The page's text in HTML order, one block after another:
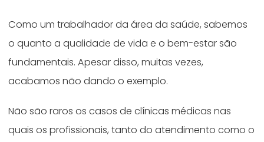
Como um trabalhador da área da saúde, sabemos
o quanto a qualidade de vida e o bem-estar são
fundamentais. Apesar disso, muitas vezes,
acabamos não dando o exemplo.
Não são raros os casos de clínicas médicas nas
quais os profissionais, tanto do atendimento como o